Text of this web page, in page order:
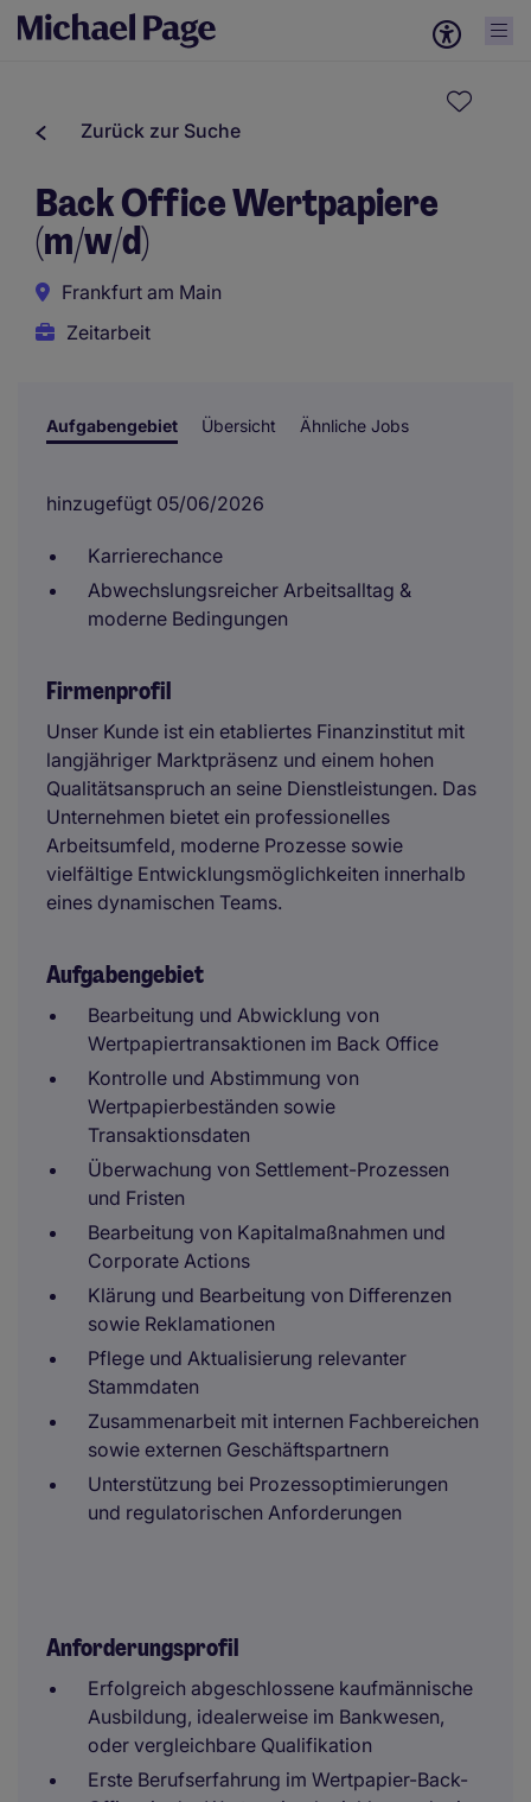
Zurück zur Suche
Back Office Wertpapiere
(m/w/d)
Frankfurt am Main
Zeitarbeit
Aufgabengebiet Übersicht Ähnliche Jobs
hinzugefügt 05/06/2026
Karrierechance
Abwechslungsreicher Arbeitsalltag &
moderne Bedingungen
Firmenprofil
Unser Kunde ist ein etabliertes Finanzinstitut mit
langjähriger Marktpräsenz und einem hohen
Qualitätsanspruch an seine Dienstleistungen. Das
Unternehmen bietet ein professionelles
Arbeitsumfeld, moderne Prozesse sowie
vielfältige Entwicklungsmöglichkeiten innerhalb
eines dynamischen Teams.
Aufgabengebiet
Bearbeitung und Abwicklung von
Wertpapiertransaktionen im Back Office
Kontrolle und Abstimmung von
Wertpapierbeständen sowie
Transaktionsdaten
Überwachung von Settlement-Prozessen
und Fristen
Bearbeitung von Kapitalmaßnahmen und
Corporate Actions
Klärung und Bearbeitung von Differenzen
sowie Reklamationen
Pflege und Aktualisierung relevanter
Stammdaten
Zusammenarbeit mit internen Fachbereichen
sowie externen Geschäftspartnern
Unterstützung bei Prozessoptimierungen
und regulatorischen Anforderungen
Anforderungsprofil
Erfolgreich abgeschlossene kaufmännische
Ausbildung, idealerweise im Bankwesen,
oder vergleichbare Qualifikation
Erste Berufserfahrung im Wertpapier-Back-